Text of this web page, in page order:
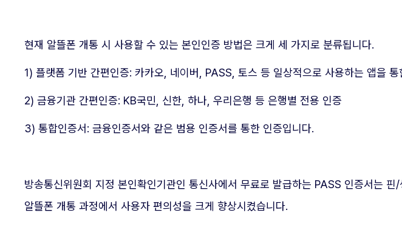
현재 알뜰폰 개통 시 사용할 수 있는 본인인증 방법은 크게 세 가지로 분류됩니다.
1) 플랫폼 기반 간편인증: 카카오, 네이버, PASS, 토스 등 일상적으로 사용하는 앱을 통
2) 금융기관 간편인증: KB국민, 신한, 하나, 우리은행 등 은행별 전용 인증
3) 통합인증서: 금융인증서와 같은 범용 인증서를 통한 인증입니다.
방송통신위원회 지정 본인확인기관인 통신사에서 무료로 발급하는 PASS 인증서는
알뜰폰 개통 과정에서 사용자 편의성을 크게 향상시켰습니다.